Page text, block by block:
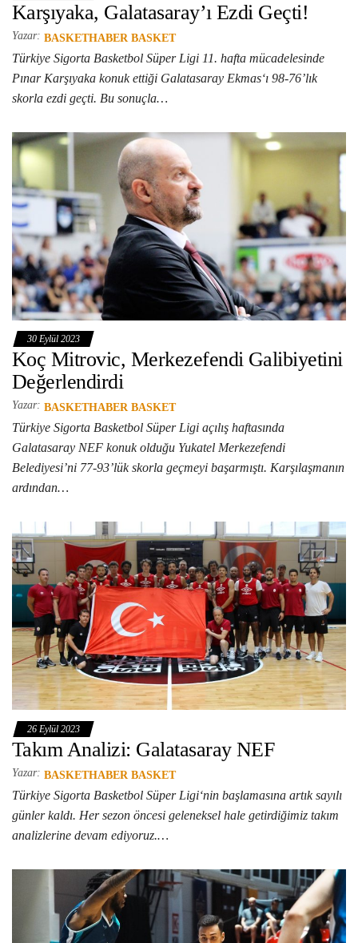
Karşıyaka, Galatasaray’ı Ezdi Geçti!
Yazar: BASKETHABER BASKET
Türkiye Sigorta Basketbol Süper Ligi 11. hafta mücadelesinde
Pınar Karşıyaka konuk ettiği Galatasaray Ekmas‘ı 98-76’lık
skorla ezdi geçti. Bu sonuçla…
30 Eylül 2023
Koç Mitrovic, Merkezefendi Galibiyetini
Değerlendirdi
Yazar: BASKETHABER BASKET
Türkiye Sigorta Basketbol Süper Ligi açılış haftasında
Galatasaray NEF konuk olduğu Yukatel Merkezefendi
Belediyesi’ni 77-93’lük skorla geçmeyi başarmıştı. Karşılaşmanın
ardından…
26 Eylül 2023
Takım Analizi: Galatasaray NEF
Yazar: BASKETHABER BASKET
Türkiye Sigorta Basketbol Süper Ligi‘nin başlamasına artık sayılı
günler kaldı. Her sezon öncesi geleneksel hale getirdiğimiz takım
analizlerine devam ediyoruz.…